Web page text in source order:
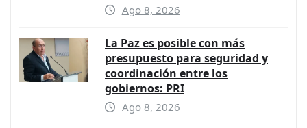
Ago 8, 2026
La Paz es posible con más
presupuesto para seguridad y
coordinación entre los
gobiernos: PRI
Ago 8, 2026